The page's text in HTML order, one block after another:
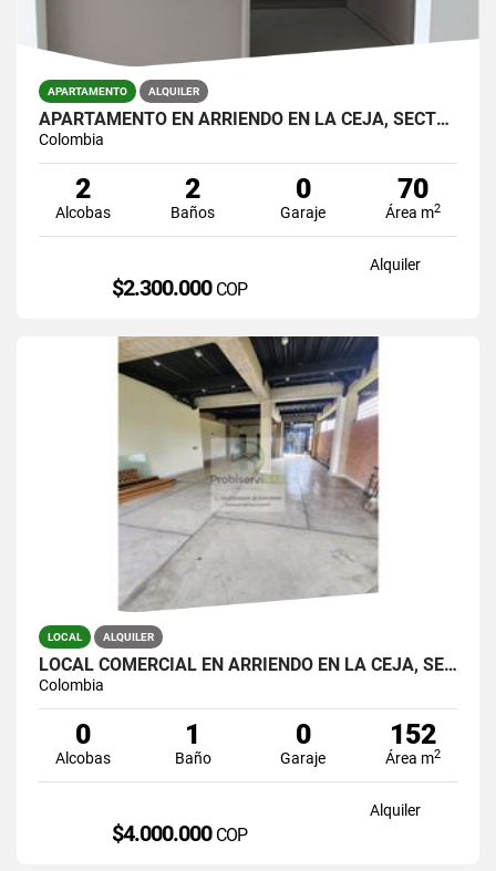
APARTAMENTO ALQUILER
APARTAMENTO EN ARRIENDO EN LA CEJA, SECTOR CENTRO.
Colombia
2
Alcobas
2
Baños
0
Garaje
70
Área m2
Alquiler
$2.300.000 COP
LOCAL ALQUILER
LOCAL COMERCIAL EN ARRIENDO EN LA CEJA, SECTOR FÁTIMA.
Colombia
0
Alcobas
1
Baño
0
Garaje
152
Área m2
Alquiler
$4.000.000 COP